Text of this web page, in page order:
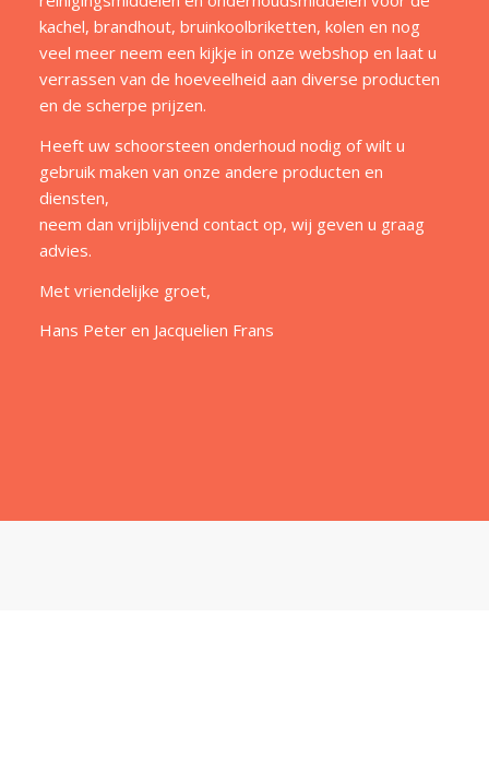
kachel, brandhout, bruinkoolbriketten, kolen en nog
veel meer neem een kijkje in onze webshop en laat u
verrassen van de hoeveelheid aan diverse producten
en de scherpe prijzen.
Heeft uw schoorsteen onderhoud nodig of wilt u
gebruik maken van onze andere producten en
diensten,
neem dan vrijblijvend contact op, wij geven u graag
advies.
Met vriendelijke groet,
Hans Peter en Jacquelien Frans